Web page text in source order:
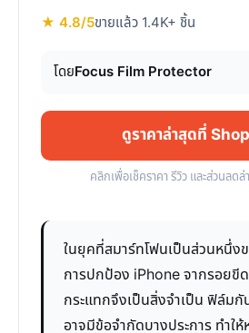
★ 4.8/5ขายแล้ว 1.4K+ ชิ้น
โดยFocus Film Protector
ดูราคาล่าสุดที่
คลิกเพื่อเช็คราคา รีวิว และส่วนลด
ในยุคที่สมาร์ทโฟนเป็นส่วนหนึ่ง
การปกป้อง iPhone จากรอยขี
กระแทกจึงเป็นสิ่งจำเป็น ฟิล์ม
อาจมีข้อจำกัดบางประการ ทำใ